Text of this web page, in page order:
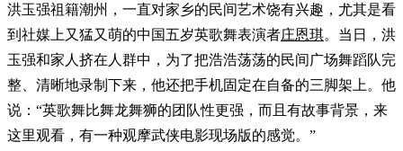
洪玉强祖籍潮州，一直对家乡的民间艺术饶有兴趣，尤其是看
到社媒上又猛又萌的中国五岁英歌舞表演者庄恩琪。当日，洪
玉强和家人挤在人群中，为了把浩浩荡荡的民间广场舞蹈队完
整、清晰地录制下来，他还把手机固定在自备的三脚架上。他
说：“英歌舞比舞龙舞狮的团队性更强，而且有故事背景，来
这里观看，有一种观摩武侠电影现场版的感觉。”